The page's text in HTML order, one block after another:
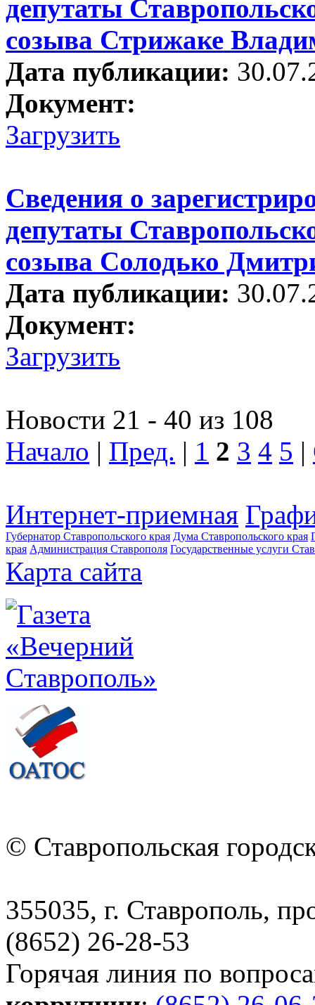
депутаты
созыва Стрижаке
Дата публикации:
Документ:
Загрузить
Сведения о
депутаты
созыва Солодько
Дата публикации:
Документ:
Загрузить
Новости 21 - 40 из 108
Начало | Пред. | 1 2 3 4 5 |
Интернет-приемная
Губернатор Ставропольского края Дума Ставропольского края
края Администрация Ставрополя Государственные услуги
Карта сайта
© Ставропольская
355035, г. Ставрополь,
(8652) 26-28-53
Горячая линия по